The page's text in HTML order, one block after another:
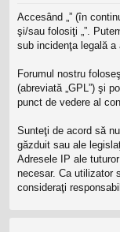
Accesând „” (în
şi/sau folosiţi „”.
sub incidenţa legală a
Forumul nostru
(abreviată „GPL”) şi
punct de vedere al
Sunteţi de acord să
găzduit sau ale
Adresele IP ale
necesar. Ca utilizator
consideraţi